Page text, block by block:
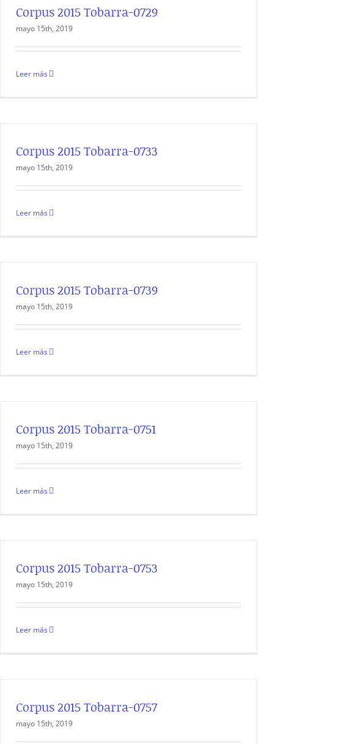
Corpus 2015 Tobarra-0729
mayo 15th, 2019
Leer más
Corpus 2015 Tobarra-0733
mayo 15th, 2019
Leer más
Corpus 2015 Tobarra-0739
mayo 15th, 2019
Leer más
Corpus 2015 Tobarra-0751
mayo 15th, 2019
Leer más
Corpus 2015 Tobarra-0753
mayo 15th, 2019
Leer más
Corpus 2015 Tobarra-0757
mayo 15th, 2019